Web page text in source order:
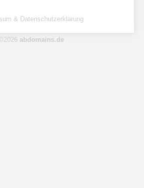
& Datenschutzerklärung
abdomains.de